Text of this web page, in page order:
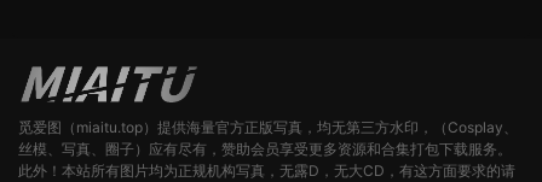
觅爱图（miaitu.top）提供海量官方正版写真，均无第三方水印，（Cosplay、
丝模、写真、圈子）应有尽有，赞助会员享受更多资源和合集打包下载服务。
此外！本站所有图片均为正规机构写真，无露D，无大CD，有这方面要求的请